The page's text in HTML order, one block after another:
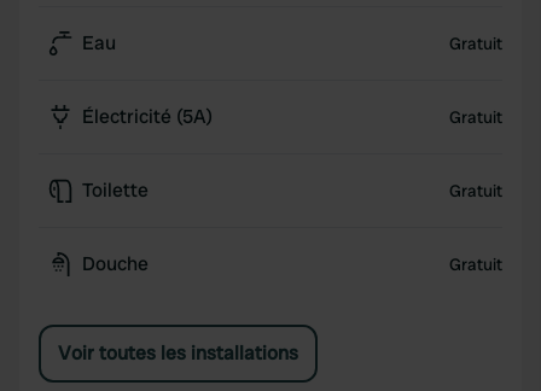
Eau Gratuit
Électricité (5A) Gratuit
Toilette Gratuit
Douche Gratuit
Voir toutes les installations